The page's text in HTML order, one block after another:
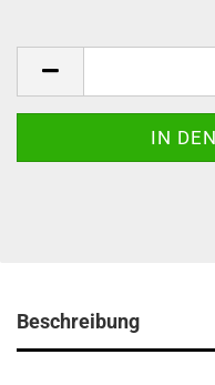
Beschreibung